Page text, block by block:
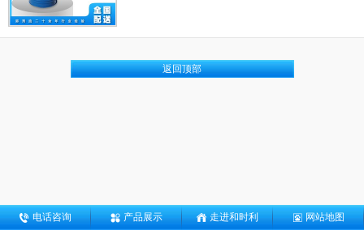
返回顶部
电话咨询 产品展示 走进和时利 网站地图